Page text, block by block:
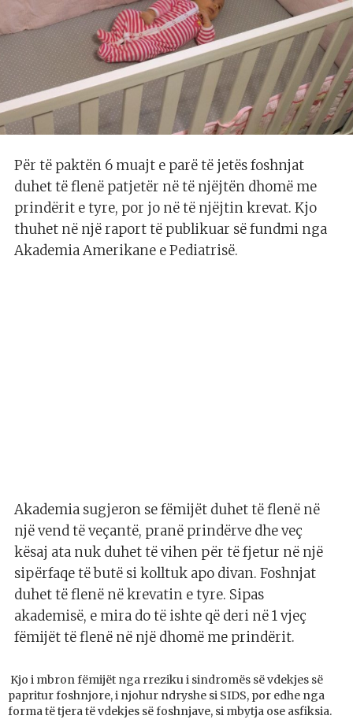
Për të paktën 6 muajt e parë të jetës foshnjat
duhet të flenë patjetër në të njëjtën dhomë me
prindërit e tyre, por jo në të njëjtin krevat. Kjo
thuhet në një raport të publikuar së fundmi nga
Akademia Amerikane e Pediatrisë.
Akademia sugjeron se fëmijët duhet të flenë në
një vend të veçantë, pranë prindërve dhe veç
kësaj ata nuk duhet të vihen për të fjetur në një
sipërfaqe të butë si kolltuk apo divan. Foshnjat
duhet të flenë në krevatin e tyre. Sipas
akademisë, e mira do të ishte që deri në 1 vjeç
fëmijët të flenë në një dhomë me prindërit.
Kjo i mbron fëmijët nga rreziku i sindromës së vdekjes së
papritur foshnjore, i njohur ndryshe si SIDS, por edhe nga
forma të tjera të vdekjes së foshnjave, si mbytja ose asfiksia.